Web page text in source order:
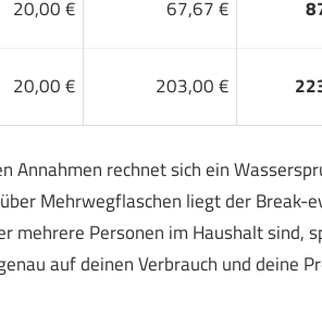
20,00 € 67,67 €
20,00 € 203,00 €
Annahmen rechnet sich ein
Mehrwegflaschen liegt der Break-
mehrere Personen im Haushalt sind,
auf deinen Verbrauch und deine